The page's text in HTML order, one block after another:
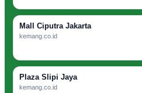
Mall Ciputra Jakarta
kemang.co.id
Plaza Slipi Jaya
kemang.co.id